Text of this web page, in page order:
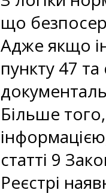
що
Адже якщо
пункту 47
Більше
статті 9
Реєстрі